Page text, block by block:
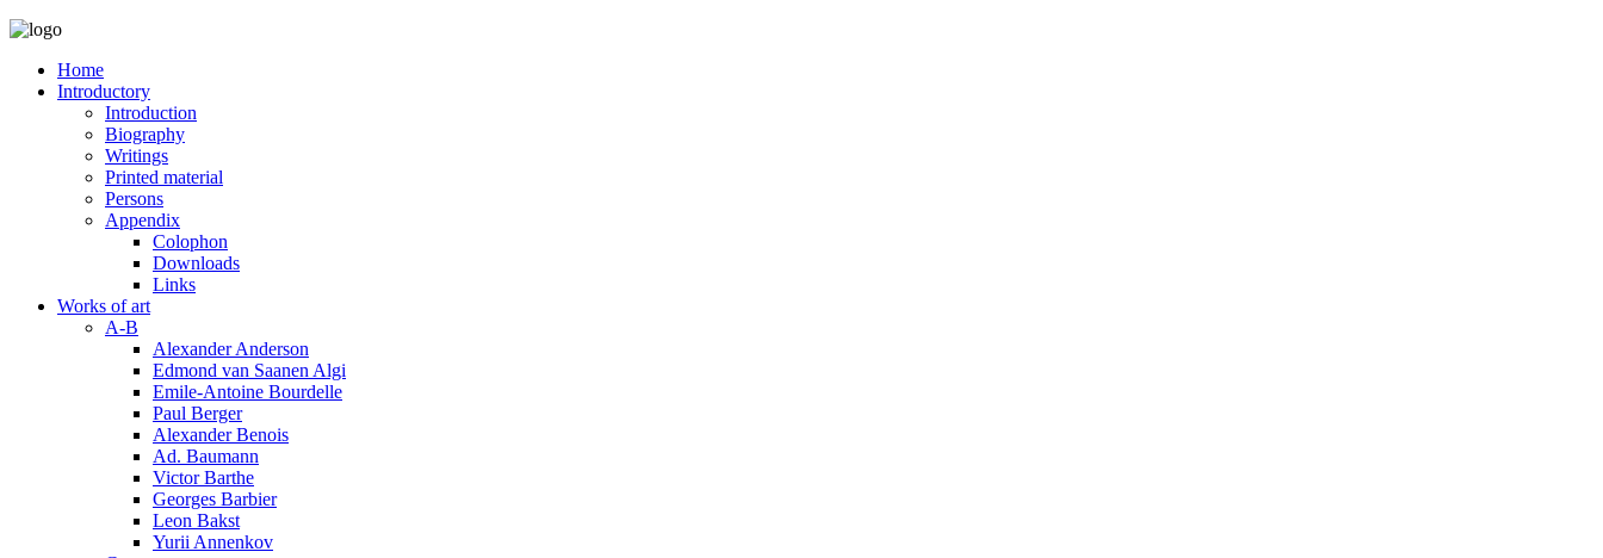
Home
Introductory
Introduction
Biography
Writings
Printed material
Persons
Appendix
Colophon
Downloads
Links
Works of art
A-B
Alexander Anderson
Edmond van Saanen Algi
Emile-Antoine Bourdelle
Paul Berger
Alexander Benois
Ad. Baumann
Victor Barthe
Georges Barbier
Leon Bakst
Yurii Annenkov